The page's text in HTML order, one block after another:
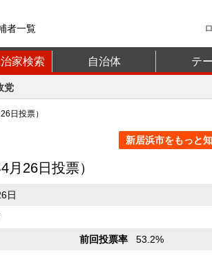
者一覧
家検索 自治体 テ
党
日投票）
新居浜市をもっと知
月26日投票）
日
前回投票率
53.2%